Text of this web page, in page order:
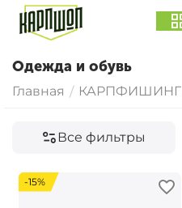
Одежда и обувь
Главная / КАРПФИШИНГ
Все фильтры
-15%